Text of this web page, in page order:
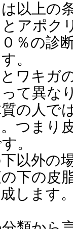
以上の
アポク
％の診
。
ワキガ
て異な
の人で
つまり
。
以外の
下の皮
します